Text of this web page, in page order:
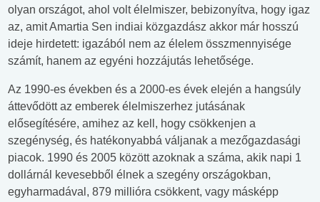
olyan országot, ahol volt élelmiszer, bebizonyítva, hogy igaz
az, amit Amartia Sen indiai közgazdász akkor már hosszú
ideje hirdetett: igazából nem az élelem összmennyisége
számít, hanem az egyéni hozzájutás lehetősége.
Az 1990-es években és a 2000-es évek elején a hangsúly
áttevődött az emberek élelmiszerhez jutásának
elősegítésére, amihez az kell, hogy csökkenjen a
szegénység, és hatékonyabbá váljanak a mezőgazdasági
piacok. 1990 és 2005 között azoknak a száma, akik napi 1
dollárnál kevesebből élnek a szegény országokban,
egyharmadával, 879 millióra csökkent, vagy másképp